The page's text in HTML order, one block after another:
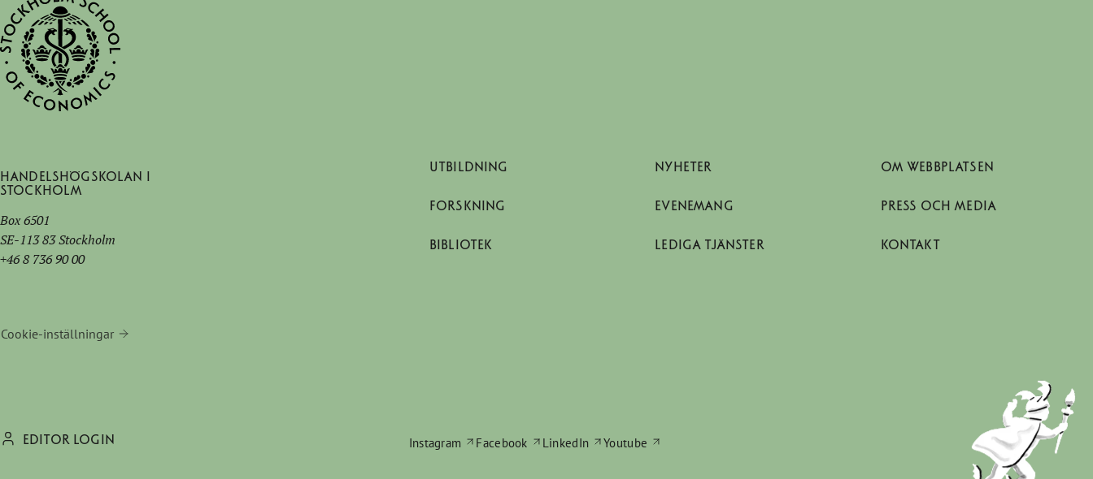
Handelshögskolan i
Stockholm
Box 6501
SE-113 83 Stockholm
+46 8 736 90 00
Cookie-inställningar
UTBILDNING
FORSKNING
BIBLIOTEK
NYHETER
EVENEMANG
LEDIGA TJÄNSTER
OM WEBBPLATSEN
PRESS OCH MEDIA
KONTAKT
EDITOR LOGIN Instagram Facebook LinkedIn Youtube